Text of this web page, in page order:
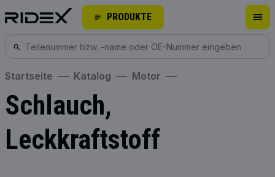
PRODUKTE
Startseite Katalog Motor
Schlauch,
Leckkraftstoff